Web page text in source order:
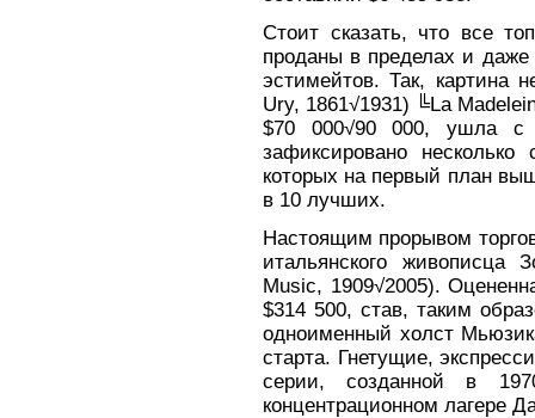
Стоит сказать, что все
проданы в пределах и
эстимейтов. Так, картина
Ury, 1861√1931) ╚La
$70 000√90 000, ушла
зафиксировано
которых на первый план
в 10 лучших.
Настоящим прорывом
итальянского живописца
Music, 1909√2005).
$314 500, став, таким
одноименный холст
старта. Гнетущие,
серии, созданной в
концентрационном лагере